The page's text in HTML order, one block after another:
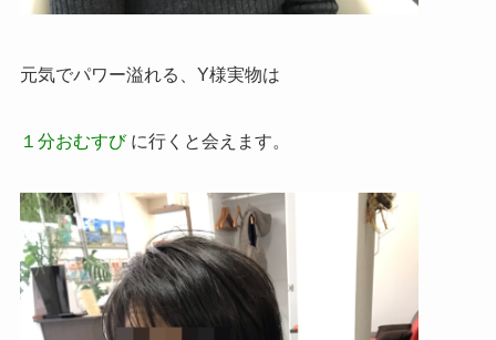
元気でパワー溢れる、Y様実物は
１分おむすびに行くと会えます。